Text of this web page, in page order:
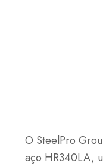
O SteelPro
aço HR340LA,